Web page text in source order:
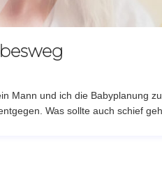
Mann und ich die Babyplanung
Was sollte auch schief